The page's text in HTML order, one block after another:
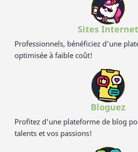
Sites Internet
Professionnels, bénéficiez d'une
optimisée à faible coût!
Bloguez
Profitez d'une plateforme de blog
talents et vos passions!